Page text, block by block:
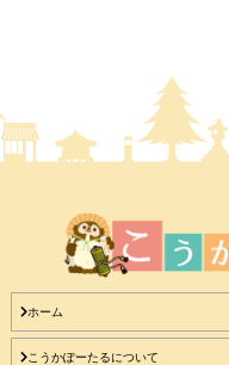
ホーム
こうかぽーたるについて